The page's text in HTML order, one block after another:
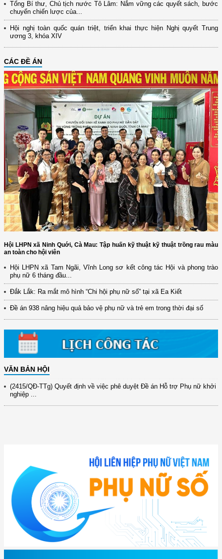
Tổng Bí thư, Chủ tịch nước Tô Lâm: Nắm vững các quyết sách, bước
chuyển chiến lược của...
Hội nghị toàn quốc quán triệt, triển khai thực hiện Nghị quyết Trung
ương 3, khóa XIV
CÁC ĐỀ ÁN
Hội LHPN xã Ninh Quới, Cà Mau: Tập huấn kỹ thuật kỹ thuật trồng rau màu
an toàn cho hội viên
Hội LHPN xã Tam Ngãi, Vĩnh Long sơ kết công tác Hội và phong trào
phụ nữ 6 tháng đầu...
Đắk Lắk: Ra mắt mô hình “Chi hội phụ nữ số” tại xã Ea Kiết
Đề án 938 nâng hiệu quả bảo vệ phụ nữ và trẻ em trong thời đại số
VĂN BẢN HỘI
(12/TB-HĐKH) V/v đăng ký, đề xuất nhiệm vụ Khoa học, công nghệ và
đổi mới ...
(898/KH/ĐCT) Kế hoạch thực hiện Quyết định số 2415/QĐ-TTg ngày
(417/QĐ-BNNMT) Quyết định phê duyệt Chương trình mục tiêu quốc gia
xây dựng ...
(891/KH-ĐCT) Kế hoạch thực hiện Nghị quyết số 72-NQ/TW ngày
nghiệp ...